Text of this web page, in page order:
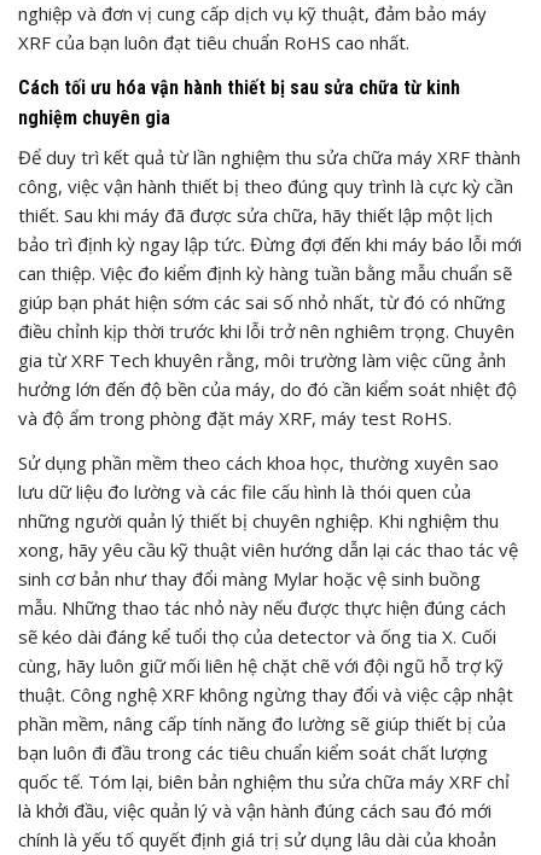
nghiệp và đơn vị cung cấp dịch vụ kỹ thuật, đảm bảo máy
XRF của bạn luôn đạt tiêu chuẩn RoHS cao nhất.
Cách tối ưu hóa vận hành thiết bị sau sửa chữa từ kinh
nghiệm chuyên gia
Để duy trì kết quả từ lần nghiệm thu sửa chữa máy XRF thành
công, việc vận hành thiết bị theo đúng quy trình là cực kỳ cần
thiết. Sau khi máy đã được sửa chữa, hãy thiết lập một lịch
bảo trì định kỳ ngay lập tức. Đừng đợi đến khi máy báo lỗi mới
can thiệp. Việc đo kiểm định kỳ hàng tuần bằng mẫu chuẩn sẽ
giúp bạn phát hiện sớm các sai số nhỏ nhất, từ đó có những
điều chỉnh kịp thời trước khi lỗi trở nên nghiêm trọng. Chuyên
gia từ XRF Tech khuyên rằng, môi trường làm việc cũng ảnh
hưởng lớn đến độ bền của máy, do đó cần kiểm soát nhiệt độ
và độ ẩm trong phòng đặt máy XRF, máy test RoHS.
Sử dụng phần mềm theo cách khoa học, thường xuyên sao
lưu dữ liệu đo lường và các file cấu hình là thói quen của
những người quản lý thiết bị chuyên nghiệp. Khi nghiệm thu
xong, hãy yêu cầu kỹ thuật viên hướng dẫn lại các thao tác vệ
sinh cơ bản như thay đổi màng Mylar hoặc vệ sinh buồng
mẫu. Những thao tác nhỏ này nếu được thực hiện đúng cách
sẽ kéo dài đáng kể tuổi thọ của detector và ống tia X. Cuối
cùng, hãy luôn giữ mối liên hệ chặt chẽ với đội ngũ hỗ trợ kỹ
thuật. Công nghệ XRF không ngừng thay đổi và việc cập nhật
phần mềm, nâng cấp tính năng đo lường sẽ giúp thiết bị của
bạn luôn đi đầu trong các tiêu chuẩn kiểm soát chất lượng
quốc tế. Tóm lại, biên bản nghiệm thu sửa chữa máy XRF chỉ
là khởi đầu, việc quản lý và vận hành đúng cách sau đó mới
chính là yếu tố quyết định giá trị sử dụng lâu dài của khoản